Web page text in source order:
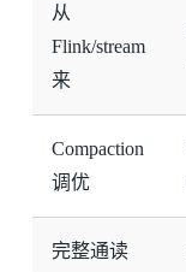
从
Flink/stream
来
Compaction
调优
完整通读